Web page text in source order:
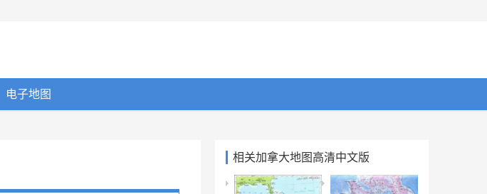
电子地图
相关加拿大地图高清中文版